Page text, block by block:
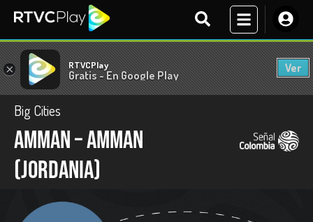
× RTVCPlay
Gratis - En Google Play
Ver
Big Cities
Amman – Amman
(Jordania)